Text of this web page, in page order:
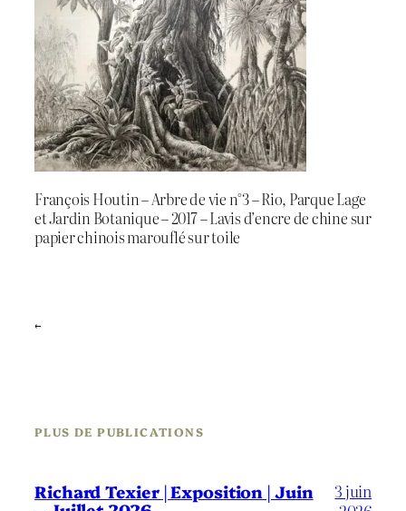
François Houtin – Arbre de vie n°3 – Rio, Parque Lage
et Jardin Botanique – 2017 – Lavis d’encre de chine sur
papier chinois marouflé sur toile
←
PLUS DE PUBLICATIONS
Richard Texier | Exposition | Juin
3 juin